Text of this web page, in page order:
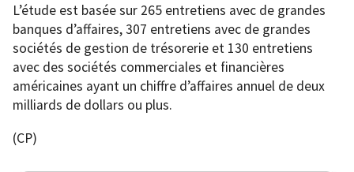
L’étude est basée sur 265 entretiens avec de grandes
banques d’affaires, 307 entretiens avec de grandes
sociétés de gestion de trésorerie et 130 entretiens
avec des sociétés commerciales et financières
américaines ayant un chiffre d’affaires annuel de deux
milliards de dollars ou plus.
(CP)